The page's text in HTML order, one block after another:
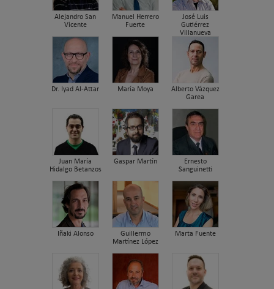
Alejandro San
Vicente
Manuel Herrero
Fuerte
José Luis
Gutiérrez
Villanueva
Dr. Iyad Al-Attar María Moya
Alberto Vázquez
Garea
Juan María
Hidalgo Betanzos
Gaspar Martín
Ernesto
Sanguinetti
Iñaki Alonso
Guillermo
Martínez López
Marta Fuente